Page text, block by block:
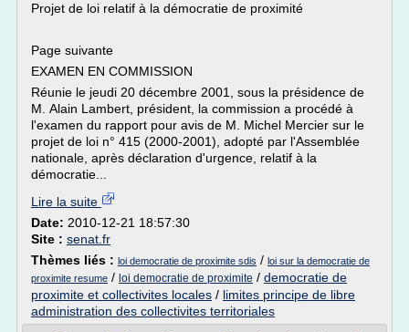
Projet de loi relatif à la démocratie de proximité
Page suivante
EXAMEN EN COMMISSION
Réunie le jeudi 20 décembre 2001, sous la présidence de
M. Alain Lambert, président, la commission a procédé à
l'examen du rapport pour avis de M. Michel Mercier sur le
projet de loi n° 415 (2000-2001), adopté par l'Assemblée
nationale, après déclaration d'urgence, relatif à la
démocratie...
Lire la suite
Date: 2010-12-21 18:57:30
Site : senat.fr
Thèmes liés : loi democratie de proximite sdis / loi sur la democratie de
proximite resume / loi democratie de proximite / democratie de
proximite et collectivites locales / limites principe de libre
administration des collectivites territoriales